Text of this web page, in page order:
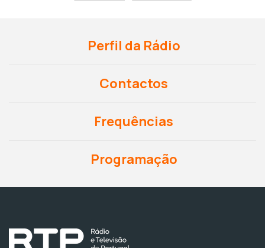
Perfil da Rádio
Contactos
Frequências
Programação